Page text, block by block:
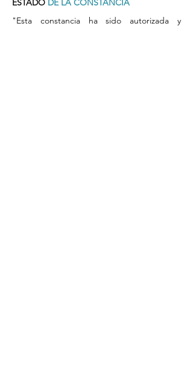
ESTADO DE LA CONSTANCIA
"Esta constancia ha sido autorizada y